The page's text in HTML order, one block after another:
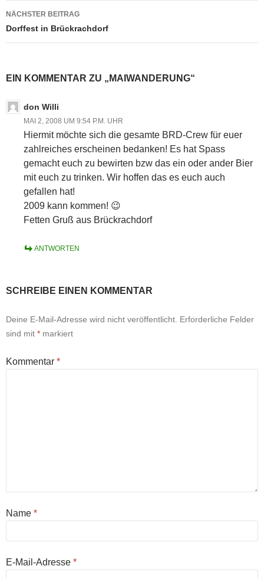
NÄCHSTER BEITRAG
Dorffest in Brückrachdorf
EIN KOMMENTAR ZU „MAIWANDERUNG“
don Willi
MAI 2, 2008 UM 9:54 P.M. UHR
Hiermit möchte sich die gesamte BRD-Crew für euer
zahlreiches erscheinen bedanken! Es hat Spass
gemacht euch zu bewirten bzw das ein oder ander Bier
mit euch zu trinken. Wir hoffen das es euch auch
gefallen hat!
2009 kann kommen! 😉
Fetten Gruß aus Brückrachdorf
ANTWORTEN
SCHREIBE EINEN KOMMENTAR
Deine E-Mail-Adresse wird nicht veröffentlicht. Erforderliche Felder
sind mit * markiert
Kommentar *
Name *
E-Mail-Adresse *